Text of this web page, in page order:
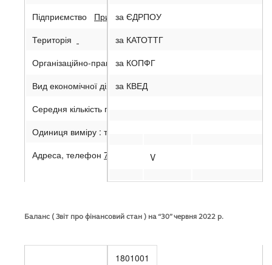
за ЄДРПОУ
за КАТОТТГ
за КОПФГ
за КВЕД
V
Підприємство Приватне акцiонерне товариство “
Територія
Організаційно-правова форма господарювання
Вид економічної діяльностіВиробництво цементу
Середня кількість працівників
Одиниця виміру : тис. грн.
Адреса, телефон 77422 с. Ямниця, т.(0342) 583712
за національними положеннями (стандартами)
Баланс ( Звіт про фінансовий стан ) на “30” червня 2022 р.
1801001
Форма № 1 Код